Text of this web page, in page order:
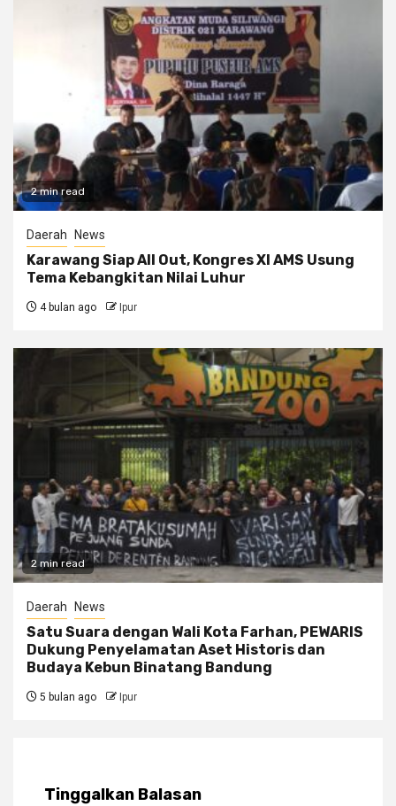
2 min read
Daerah News
Karawang Siap All Out, Kongres XI AMS Usung
Tema Kebangkitan Nilai Luhur
4 bulan ago Ipur
2 min read
Daerah News
Satu Suara dengan Wali Kota Farhan, PEWARIS
Dukung Penyelamatan Aset Historis dan
Budaya Kebun Binatang Bandung
5 bulan ago Ipur
Tinggalkan Balasan